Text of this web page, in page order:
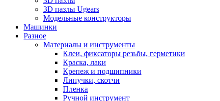
3D пазлы Ugears
Модельные конструкторы
Машинки
Разное
Материалы и инструменты
Клеи, фиксаторы резьбы, герметики
Краска, лаки
Крепеж и подшипники
Липучки, скотчи
Пленка
Ручной инструмент